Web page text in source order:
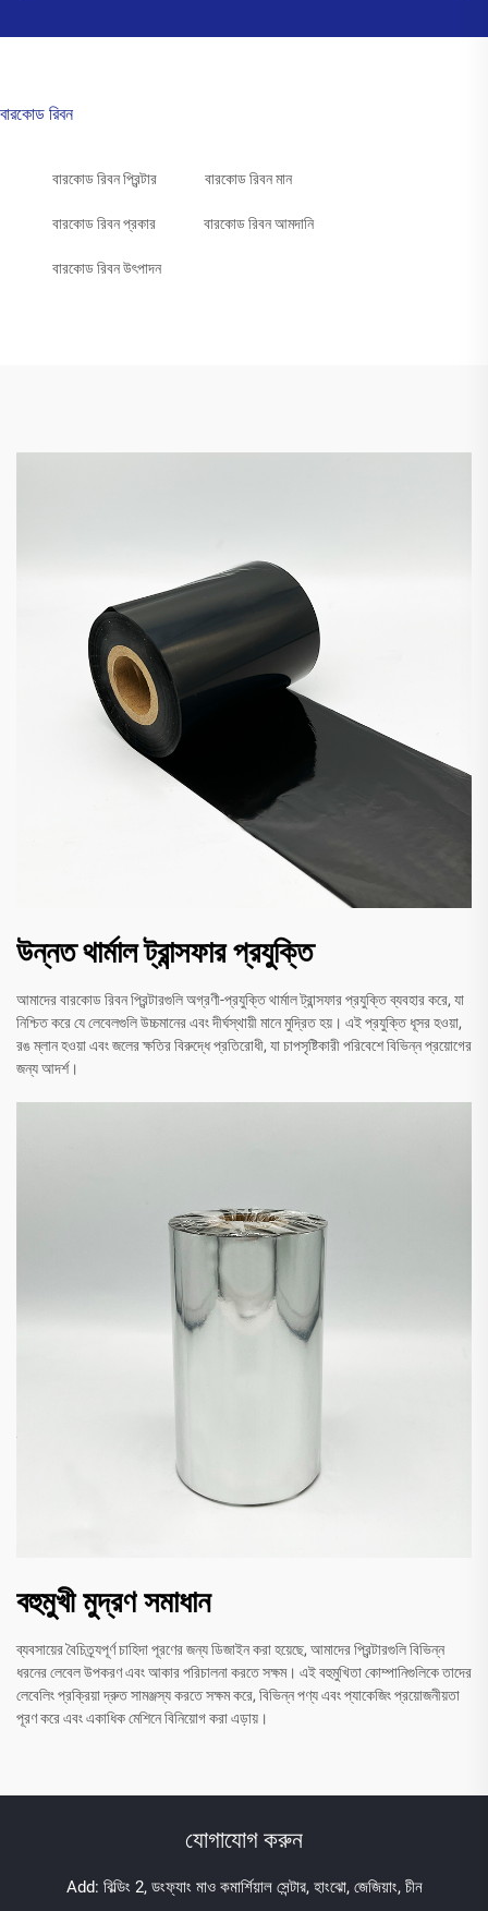
বারকোড রিবন
বারকোড রিবন প্রিন্টার বারকোড রিবন মান
বারকোড রিবন প্রকার বারকোড রিবন আমদানি
বারকোড রিবন উৎপাদন
উন্নত থার্মাল ট্রান্সফার প্রযুক্তি
আমাদের বারকোড রিবন প্রিন্টারগুলি অগ্রণী-প্রযুক্তি থার্মাল ট্রান্সফার প্রযুক্তি ব্যবহার করে, যা
নিশ্চিত করে যে লেবেলগুলি উচ্চমানের এবং দীর্ঘস্থায়ী মানে মুদ্রিত হয়। এই প্রযুক্তি ধূসর হওয়া,
রঙ ম্লান হওয়া এবং জলের ক্ষতির বিরুদ্ধে প্রতিরোধী, যা চাপসৃষ্টিকারী পরিবেশে বিভিন্ন প্রয়োগের
জন্য আদর্শ।
বহুমুখী মুদ্রণ সমাধান
ব্যবসায়ের বৈচিত্র্যপূর্ণ চাহিদা পূরণের জন্য ডিজাইন করা হয়েছে, আমাদের প্রিন্টারগুলি বিভিন্ন
ধরনের লেবেল উপকরণ এবং আকার পরিচালনা করতে সক্ষম। এই বহুমুখিতা কোম্পানিগুলিকে তাদের
লেবেলিং প্রক্রিয়া দ্রুত সামঞ্জস্য করতে সক্ষম করে, বিভিন্ন পণ্য এবং প্যাকেজিং প্রয়োজনীয়তা
পূরণ করে এবং একাধিক মেশিনে বিনিয়োগ করা এড়ায়।
যোগাযোগ করুন
Add: বিল্ডিং 2, ডংফ্যাং মাও কমার্শিয়াল সেন্টার, হাংঝো, জেজিয়াং, চীন